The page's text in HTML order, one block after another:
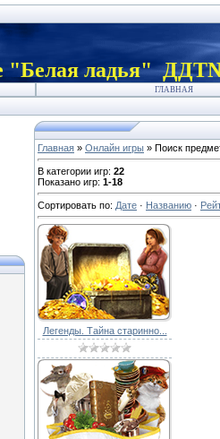
00:09
"Белая ладья"
ГЛАВНАЯ
Главная » Онлайн игры » Поиск
В категории игр: 22
Показано игр: 1-18
Сортировать по: Дате · Названию ·
Легенды. Тайна старинно...